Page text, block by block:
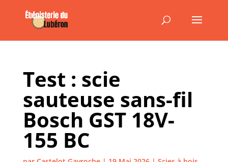
Test : scie
sauteuse sans-fil
Bosch GST 18V-
155 BC